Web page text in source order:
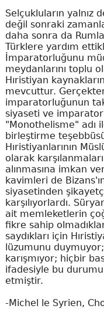
Selçukluların yalnız
değil sonraki
daha sonra da
Türklere yardım
İmparatorluğunu
meydanlarını toplu
Hıristiyan
mevcuttur.
imparatorluğunun
siyaseti ve
"Monothelisme" adı
birleştirme
Hıristiyanlarının
olarak
alınmasına imkan
kavimleri de
siyasetinden
karşılıyorlardı.
ait memleketlerin
fikre sahip
saydıkları için
lüzumunu
karışmıyor; hiçbir
ifadesiyle bu
etmiştir.
-Michel le Syrien,